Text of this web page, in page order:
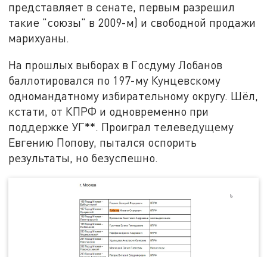
представляет в сенате, первым разрешил
такие "союзы" в 2009-м) и свободной продажи
марихуаны.
На прошлых выборах в Госдуму Лобанов
баллотировался по 197-му Кунцевскому
одномандатному избирательному округу. Шёл,
кстати, от КПРФ и одновременно при
поддержке УГ**. Проиграл телеведущему
Евгению Попову, пытался оспорить
результаты, но безуспешно.